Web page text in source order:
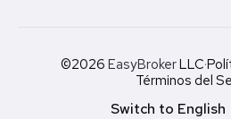
©2026 EasyBrokerLLC·
Términos del
Switch to English